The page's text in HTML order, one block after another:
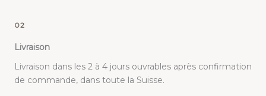
02
Livraison
Livraison dans les 2 à 4 jours ouvrables après confirmation
de commande, dans toute la Suisse.